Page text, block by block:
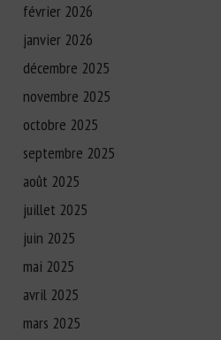
février 2026
janvier 2026
décembre 2025
novembre 2025
octobre 2025
septembre 2025
août 2025
juillet 2025
juin 2025
mai 2025
avril 2025
mars 2025